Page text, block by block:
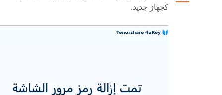
كجهاز جديد.